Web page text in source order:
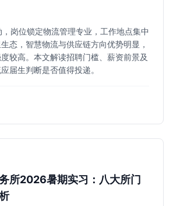
岗位锁定物流管理专业，工作地点集中
态，智慧物流与供应链方向优势明显，
较高。本文解读招聘门槛、薪资前景及
届生判断是否值得投递。
所2026暑期实习：八大所门